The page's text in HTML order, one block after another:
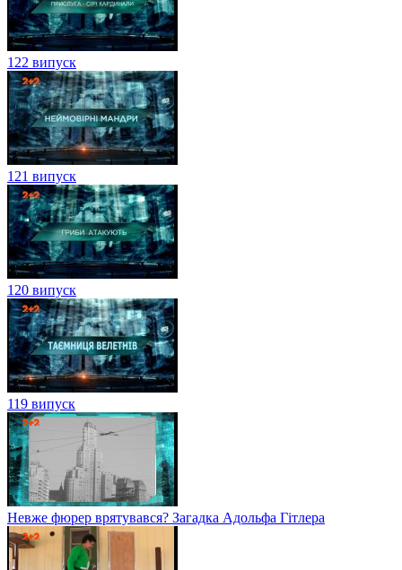
122 випуск
121 випуск
120 випуск
119 випуск
Невже фюрер врятувався? Загадка Адольфа Гітлера